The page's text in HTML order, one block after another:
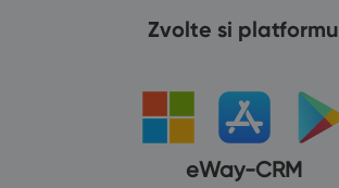
Zvolte si platformu
eWay-CRM